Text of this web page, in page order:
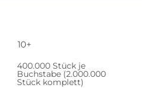
10+
400.000 Stück je
Buchstabe (2.000.000
Stück komplett)